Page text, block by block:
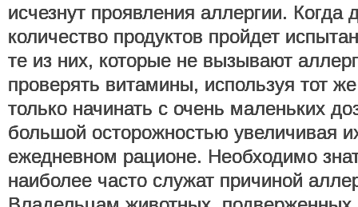
исчезнут проявления аллергии. Когда
количество продуктов пройдет
те из них, которые не вызывают
проверять витамины, используя тот
только начинать с очень маленьких
большой осторожностью увеличивая
ежедневном рационе. Необходимо
наиболее часто служат причиной